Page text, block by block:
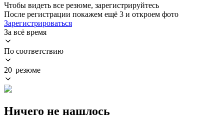
Чтобы видеть все резюме, зарегистрируйтесь
После регистрации покажем ещё 3 и откроем фото
Зарегистрироваться
За всё время
По соответствию
20 резюме
Ничего не нашлось